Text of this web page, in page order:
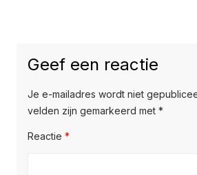
Geef een reactie
Je e-mailadres wordt niet
velden zijn gemarkeerd met *
Reactie *